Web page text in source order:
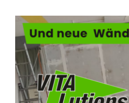
KONTAKT AUFNEHMEN